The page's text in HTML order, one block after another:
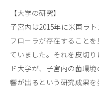
【大学の研究】
子宮内は2015年に米国ラ
フローラが存在すること
ていました。それを皮切
ド大学が、子宮内の菌環
響が出るという研究成果